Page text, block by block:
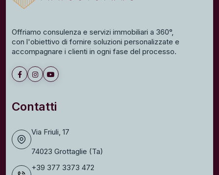
Offriamo consulenza e servizi immobiliari a 360°,
con l'obiettivo di fornire soluzioni personalizzate e
accompagnare i clienti in ogni fase del processo.
Contatti
Via Friuli, 17
74023 Grottaglie (Ta)
+39 377 3373 472